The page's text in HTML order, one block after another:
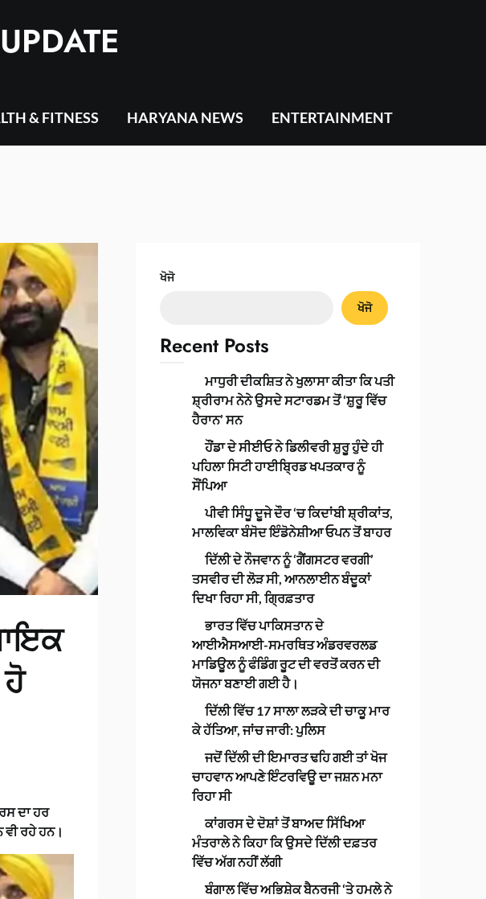
& FITNESS HARYANA NEWS ENTERTAINMENT
ਦਾ ਹਰ
ਰਹੇ ਹਨ।
ਖੋਜੋ
ਖੋਜੋ
Recent Posts
ਮਾਧੁਰੀ ਦੀਕਸ਼ਿਤ ਨੇ ਖੁਲਾਸਾ ਕੀਤਾ ਕਿ ਪਤੀ
ਸ਼੍ਰੀਰਾਮ ਨੇਨੇ ਉਸਦੇ ਸਟਾਰਡਮ ਤੋਂ ‘ਸ਼ੁਰੂ ਵਿੱਚ
ਹੈਰਾਨ’ ਸਨ
ਹੌਂਡਾ ਦੇ ਸੀਈਓ ਨੇ ਡਿਲੀਵਰੀ ਸ਼ੁਰੂ ਹੁੰਦੇ ਹੀ
ਪਹਿਲਾ ਸਿਟੀ ਹਾਈਬ੍ਰਿਡ ਖਪਤਕਾਰ ਨੂੰ
ਸੌਂਪਿਆ
ਪੀਵੀ ਸਿੰਧੂ ਦੂਜੇ ਦੌਰ ‘ਚ ਕਿਦਾਂਬੀ ਸ਼੍ਰੀਕਾਂਤ,
ਮਾਲਵਿਕਾ ਬੰਸੋਦ ਇੰਡੋਨੇਸ਼ੀਆ ਓਪਨ ਤੋਂ ਬਾਹਰ
ਦਿੱਲੀ ਦੇ ਨੌਜਵਾਨ ਨੂੰ ‘ਗੈਂਗਸਟਰ ਵਰਗੀ’
ਤਸਵੀਰ ਦੀ ਲੋੜ ਸੀ, ਆਨਲਾਈਨ ਬੰਦੂਕਾਂ
ਦਿਖਾ ਰਿਹਾ ਸੀ, ਗ੍ਰਿਫ਼ਤਾਰ
ਭਾਰਤ ਵਿੱਚ ਪਾਕਿਸਤਾਨ ਦੇ
ਆਈਐਸਆਈ-ਸਮਰਥਿਤ ਅੰਡਰਵਰਲਡ
ਮਾਡਿਊਲ ਨੂੰ ਫੰਡਿੰਗ ਰੂਟ ਦੀ ਵਰਤੋਂ ਕਰਨ ਦੀ
ਯੋਜਨਾ ਬਣਾਈ ਗਈ ਹੈ।
ਦਿੱਲੀ ਵਿੱਚ 17 ਸਾਲਾ ਲੜਕੇ ਦੀ ਚਾਕੂ ਮਾਰ
ਕੇ ਹੱਤਿਆ, ਜਾਂਚ ਜਾਰੀ: ਪੁਲਿਸ
ਜਦੋਂ ਦਿੱਲੀ ਦੀ ਇਮਾਰਤ ਢਹਿ ਗਈ ਤਾਂ ਖੋਜ
ਚਾਹਵਾਨ ਆਪਣੇ ਇੰਟਰਵਿਊ ਦਾ ਜਸ਼ਨ ਮਨਾ
ਰਿਹਾ ਸੀ
ਕਾਂਗਰਸ ਦੇ ਦੋਸ਼ਾਂ ਤੋਂ ਬਾਅਦ ਸਿੱਖਿਆ
ਮੰਤਰਾਲੇ ਨੇ ਕਿਹਾ ਕਿ ਉਸਦੇ ਦਿੱਲੀ ਦਫ਼ਤਰ
ਵਿੱਚ ਅੱਗ ਨਹੀਂ ਲੱਗੀ
ਬੰਗਾਲ ਵਿੱਚ ਅਭਿਸ਼ੇਕ ਬੈਨਰਜੀ ‘ਤੇ ਹਮਲੇ ਨੇ